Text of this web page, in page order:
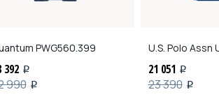
PWG560.399
392 i
990 i
U.S. Polo Assn
21 051 i
23 390 i